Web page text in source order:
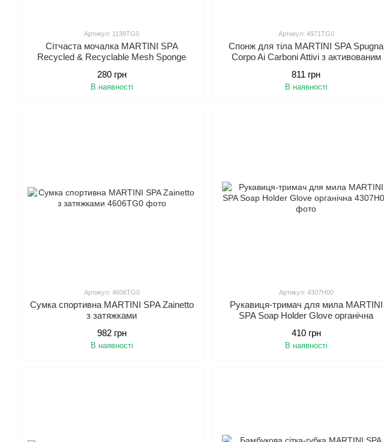
Артикул: 1139TG0
Сітчаста мочалка MARTINI SPA
Recycled & Recyclable Mesh Sponge
280 грн
В наявності
Артикул: 4971TG0
Спонж для тіла MARTINI SPA Spugna
Corpo Ai Carboni Attivi з активованим
811 грн
В наявності
Артикул: 4606TG0
Сумка спортивна MARTINI SPA Zainetto
з затяжками
982 грн
В наявності
Артикул: 4307H00
Рукавиця-тримач для мила MARTINI
SPA Soap Holder Glove органічна
410 грн
В наявності